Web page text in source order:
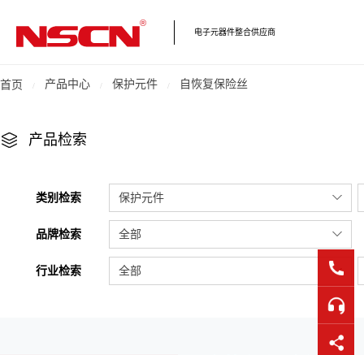
电子元器件整合供应商
首页 产品中心 保护元件 自恢复保险丝
产品检索
类别检索 保护元件
品牌检索 全部
行业检索 全部